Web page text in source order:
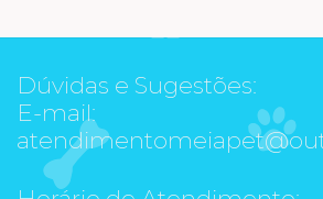
Dúvidas e Sugestões:
E-mail: